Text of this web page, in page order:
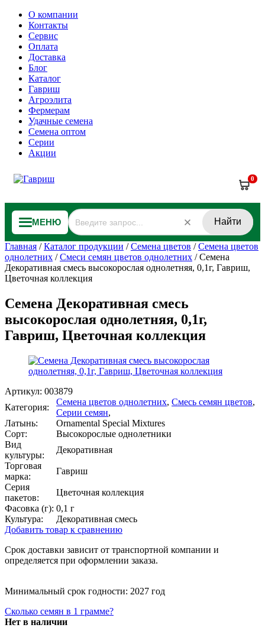
О компании
Контакты
Сервис
Оплата
Доставка
Блог
Каталог
Гавриш
Агроэлита
Фермерам
Удачные семена
Семена оптом
Серии
Акции
0
МЕНЮ Найти
Главная /Каталог продукции /Семена цветов /Семена цветов
однолетних /Смеси семян цветов однолетних /Семена
Декоративная смесь высокорослая однолетняя, 0,1г, Гавриш,
Цветочная коллекция
Семена Декоративная смесь
высокорослая однолетняя, 0,1г,
Гавриш, Цветочная коллекция
Артикул: 003879
Категория:
Семена цветов однолетних, Смесь семян цветов,
Серии семян,
Латынь:
Ornamental Special Mixtures
Сорт:
Высокорослые однолетники
Вид
культуры:
Декоративная
Торговая
марка:
Гавриш
Серия
пакетов:
Цветочная коллекция
Фасовка (г): 0,1 г
Культура:
Декоративная смесь
Добавить товар к сравнению
Срок доставки зависит от транспортной компании и
определяется при оформлении заказа.
Минимальный срок годности: 2027 год
Сколько семян в 1 грамме?
Нет в наличии